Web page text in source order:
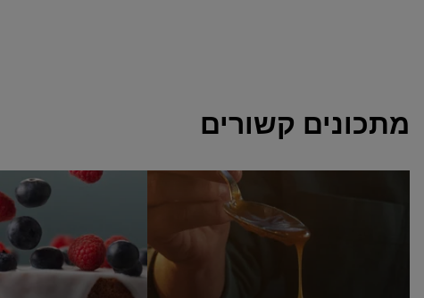
מתכונים קשורים